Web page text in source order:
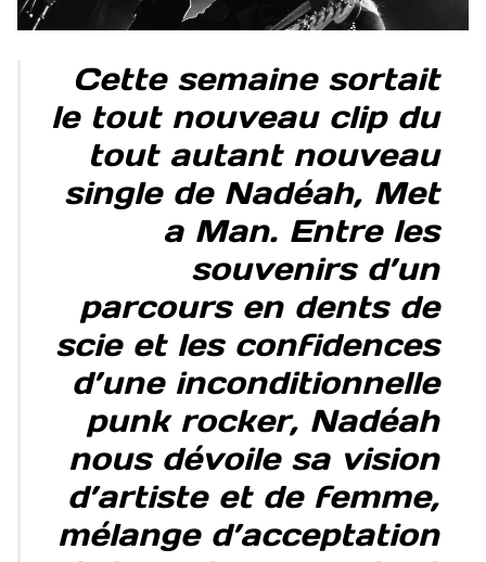
Cette semaine sortait
le tout nouveau clip du
tout autant nouveau
single de Nadéah, Met
a Man. Entre les
souvenirs d’un
parcours en dents de
scie et les confidences
d’une inconditionnelle
punk rocker, Nadéah
nous dévoile sa vision
d’artiste et de femme,
mélange d’acceptation